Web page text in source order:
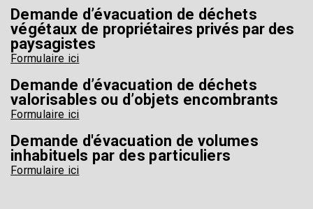
Demande d’évacuation de déchets
végétaux de propriétaires privés par des
paysagistes
Formulaire ici
Demande d’évacuation de déchets
valorisables ou d’objets encombrants
Formulaire ici
Demande d'évacuation de volumes
inhabituels par des particuliers
Formulaire ici